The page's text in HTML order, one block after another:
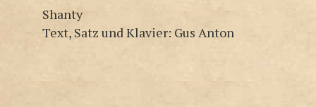
Shanty
Text, Satz und Klavier: Gus Anton